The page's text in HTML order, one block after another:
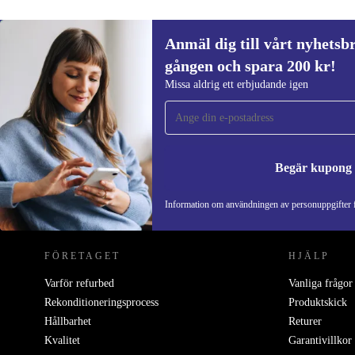
Anmäl dig till vårt
gången och spara 200 kr!
Missa aldrig ett erbjudande igen
Begär kupong
Information om användningen av
Anmäl dig till vårt nyhetsbrev för
gången och spara 200 kr!
Missa aldrig ett erbjudande igen.
REFURBED SVERIGE - RETHINK NEW.
FÖRETAGET
Varför refurbed
Rekonditioneringsprocess
Hållbarhet
Kvalitet
HJÄLP
Vanliga frågor
Produktskick
Returer
Garantivillkor